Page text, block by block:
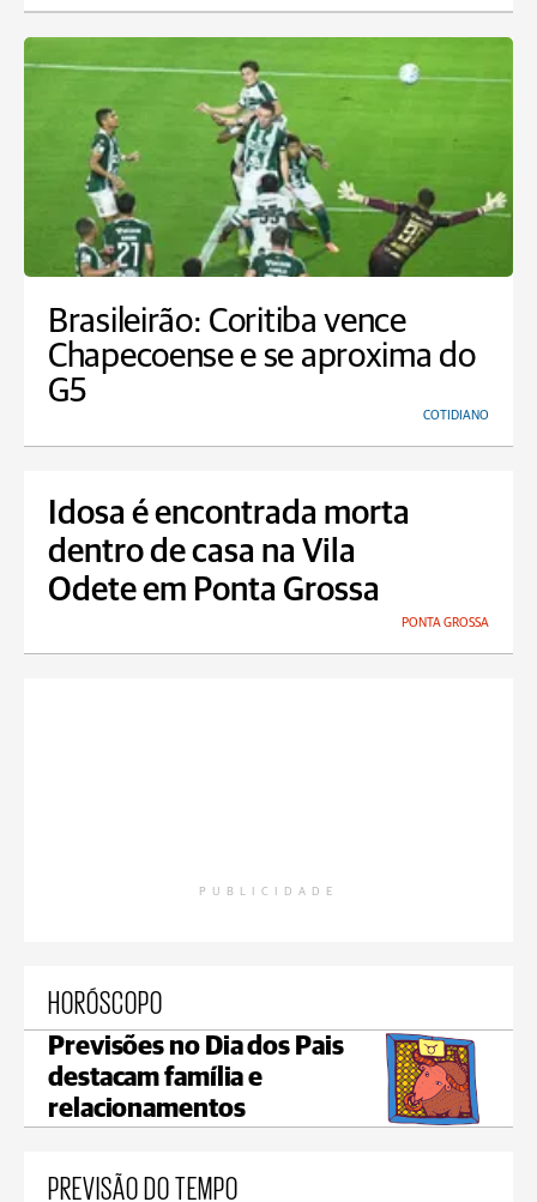
Brasileirão: Coritiba vence
Chapecoense e se aproxima do
G5
COTIDIANO
Idosa é encontrada morta
dentro de casa na Vila
Odete em Ponta Grossa
PONTA GROSSA
PUBLICIDADE
HORÓSCOPO
Previsões no Dia dos Pais
destacam família e
relacionamentos
PREVISÃO DO TEMPO